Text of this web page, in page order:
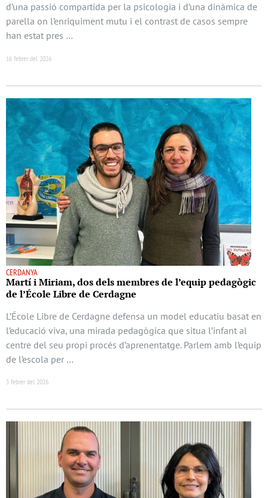
d’una passió compartida per la psicologia i d’una dinàmica de
parella on l’enriquiment mutu i el contrast de casos sempre
han estat pres …
16 febrer del 2026
CERDANYA
Martí i Miriam, dos dels membres de l’equip pedagògic
de l’École Libre de Cerdagne
L’École Libre de Cerdagne defensa un model educatiu basat en
l’educació viva, una mirada pedagògica que situa l’infant al
centre del seu propi procés d’aprenentatge. Parlem amb l’equip
de l’escola per …
3 febrer del 2026